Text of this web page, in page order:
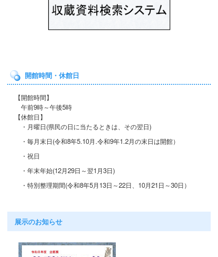
開館時間・休館日
【開館時間】
午前9時～午後5時
【休館日】
・月曜日(県民の日に当たると きは、その翌日)
・毎月末日(令和8年5.10月.令和9年1.2月の末日は開館）
・祝日
・年末年始(12月29日～翌1月3日)
・特別整理期間(令和8年5月13日～22日、10月21 日～30日）
展示のお知らせ